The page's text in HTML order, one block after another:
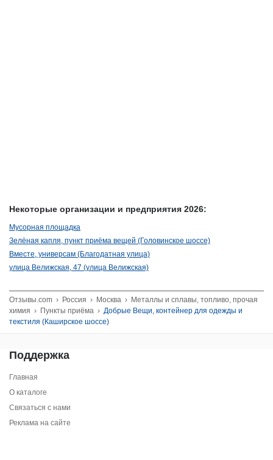
Некоторые организации и предприятия 2026:
Мусорная площадка
Зелёная капля, пункт приёма вещей (Головинское шоссе)
Вместе, универсам (Благодатная улица)
улица Велижская, 47 (улица Велижская)
Отзывы.com › Россия › Москва › Металлы и сплавы, топливо, прочая
химия › Пункты приёма › Добрые Вещи, контейнер для одежды и
текстиля (Каширское шоссе)
Поддержка
Главная
О каталоге
Связаться с нами
Реклама на сайте